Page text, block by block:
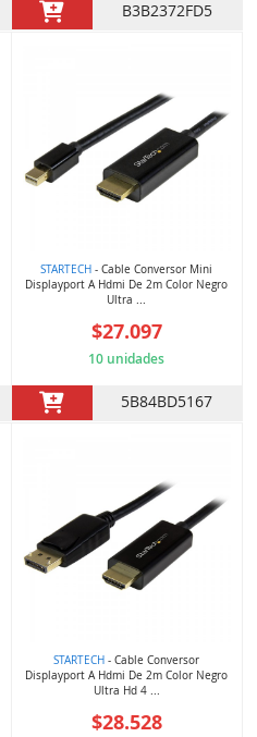
B3B2372FD5
STARTECH - Cable Conversor Mini
Displayport A Hdmi De 2m Color Negro
Ultra ...
$27.097
10 unidades
5B84BD5167
STARTECH - Cable Conversor
Displayport A Hdmi De 2m Color Negro
Ultra Hd 4 ...
$28.528